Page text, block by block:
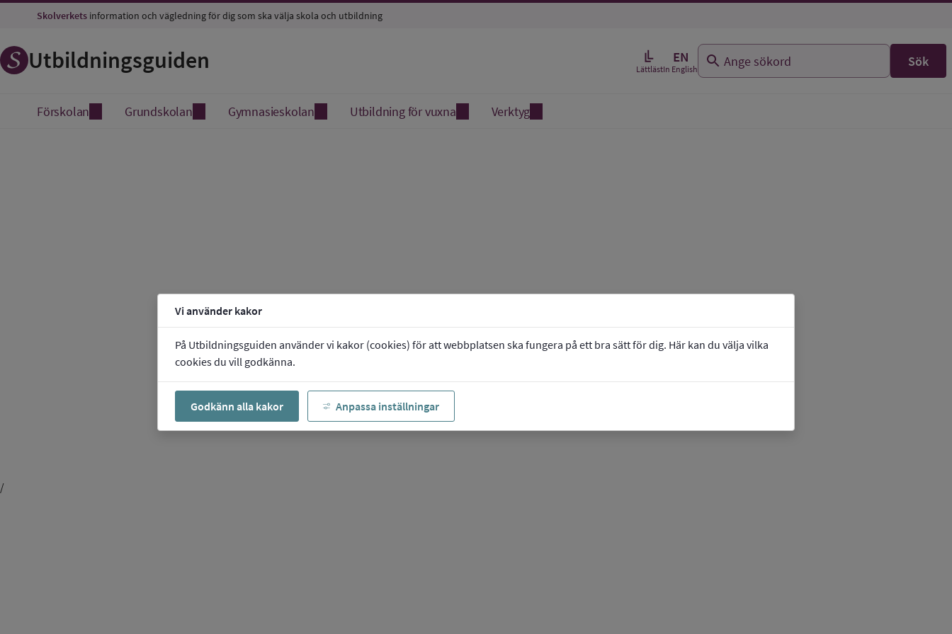
Vi använder kakor
På Utbildningsguiden använder vi kakor (cookies) för att webbplatsen ska fungera på ett bra sätt för dig. Här kan du välja vilka
cookies du vill godkänna.
Godkänn alla kakor Anpassa inställningar
Skolverkets information och vägledning för dig som ska välja skola och utbildning
Utbildningsguiden Lättläst
EN
In English Sök
Förskolan Grundskolan Gymnasieskolan Utbildning för vuxna Verktyg
/